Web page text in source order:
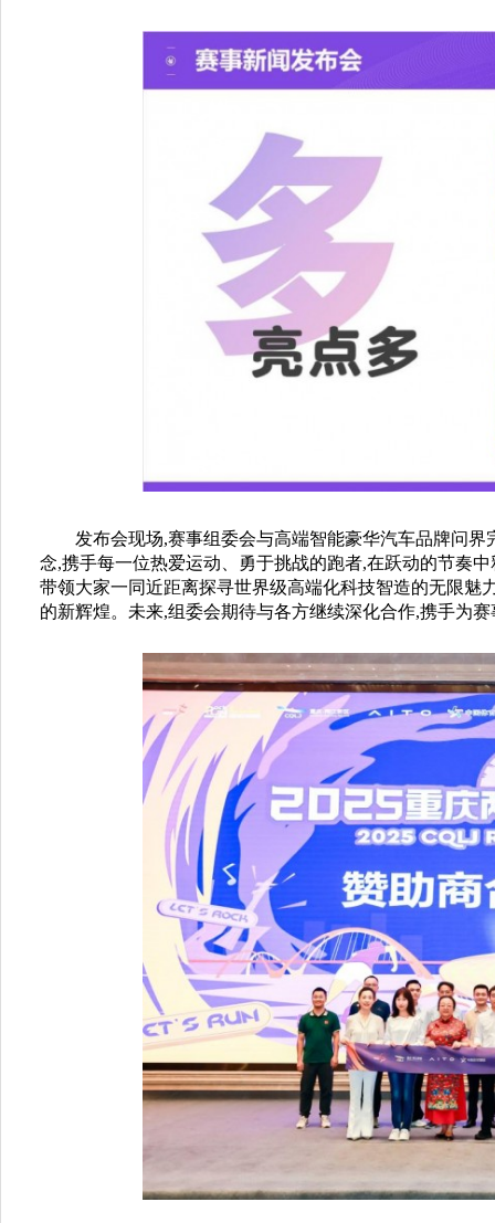
发布会现场,赛事组委会与高端智能豪华汽车品牌问
念,携手每一位热爱运动、勇于挑战的跑者,在跃动的节奏
带领大家一同近距离探寻世界级高端化科技智造的无限
的新辉煌。未来,组委会期待与各方继续深化合作,携手为